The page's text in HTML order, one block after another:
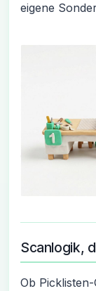
eigene
Scanlogik,
Ob